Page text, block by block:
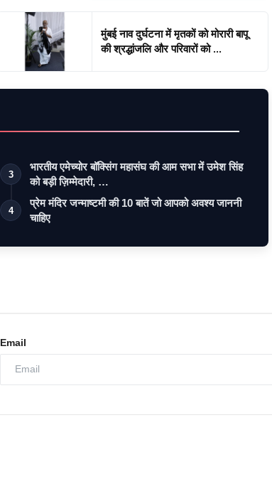
मुंबई नाव दुर्घटना में मृतकों को मोरारी बापू
की श्रद्धांजलि और परिवारों को ...
3
भारतीय एमेच्योर बॉक्सिंग महासंघ की आम सभा में उमेश सिंह
को बड़ी ज़िम्मेदारी, …
4
प्रेम मंदिर जन्माष्टमी की 10 बातें जो आपको अवश्य जाननी
चाहिए
Email